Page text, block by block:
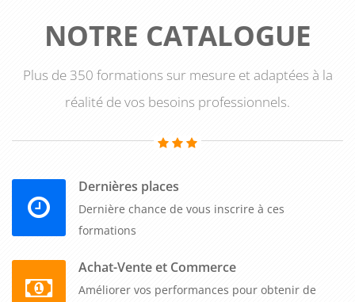
NOTRE CATALOGUE
Plus de 350 formations sur mesure et adaptées à la
réalité de vos besoins professionnels.
Dernières places
Dernière chance de vous inscrire à ces
formations
Achat-Vente et Commerce
Améliorer vos performances pour obtenir de